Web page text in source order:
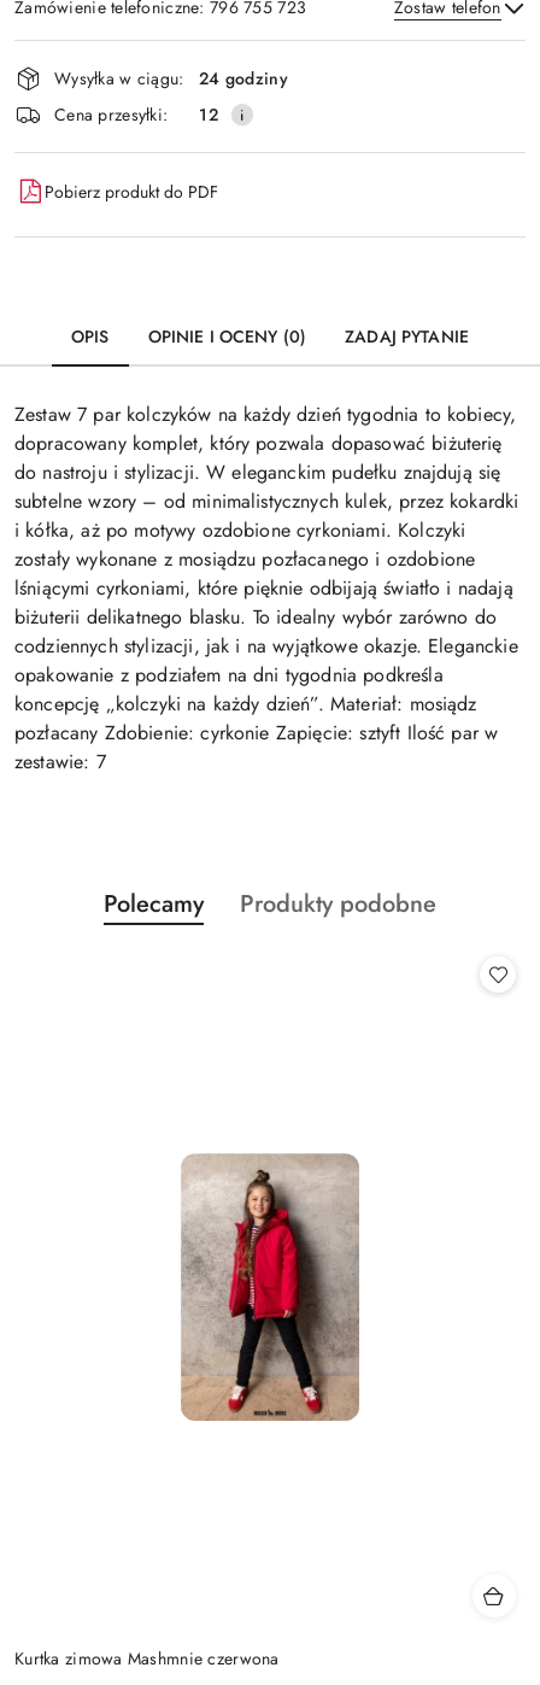
Zamówienie telefoniczne: 796 755 723 Zostaw telefon
Wyślij
Dostępność
i
dostawa
Wysyłka w ciągu:
24 godziny
Cena przesyłki:
12
Pobierz produkt do PDF
OPIS OPINIE I OCENY (0) ZADAJ PYTANIE
Zestaw 7 par kolczyków na każdy dzień tygodnia to kobiecy,
dopracowany komplet, który pozwala dopasować biżuterię
do nastroju i stylizacji. W eleganckim pudełku znajdują się
subtelne wzory – od minimalistycznych kulek, przez kokardki
i kółka, aż po motywy ozdobione cyrkoniami. Kolczyki
zostały wykonane z mosiądzu pozłacanego i ozdobione
lśniącymi cyrkoniami, które pięknie odbijają światło i nadają
biżuterii delikatnego blasku. To idealny wybór zarówno do
codziennych stylizacji, jak i na wyjątkowe okazje. Eleganckie
opakowanie z podziałem na dni tygodnia podkreśla
koncepcję „kolczyki na każdy dzień”. Materiał: mosiądz
pozłacany Zdobienie: cyrkonie Zapięcie: sztyft Ilość par w
zestawie: 7
Pomiń karuzelę produktów
Produkty
o
Polecamy
Produkty
Produkty podobne
Kurtka zimowa Mashmnie czerwona